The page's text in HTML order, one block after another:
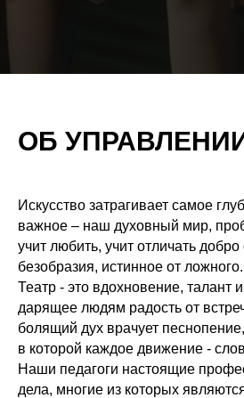
ОБ
Искусство затрагивает самое
важное – наш духовный мир,
учит любить, учит отличать добро
безобразия, истинное от ложного.
Театр - это вдохновение, талант
дарящее людям радость от
болящий дух врачует
в которой каждое движение -
Наши педагоги настоящие
дела, многие из которых